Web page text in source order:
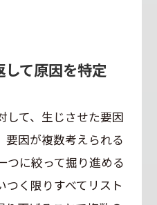
て原因を特定
して、生じさせた要因
要因が複数考えられる
つに絞って掘り進める
く限りすべてリスト